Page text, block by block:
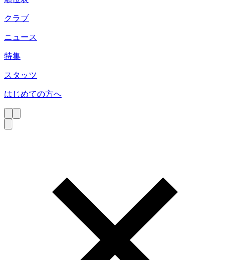
クラブ
ニュース
特集
スタッツ
はじめての方へ